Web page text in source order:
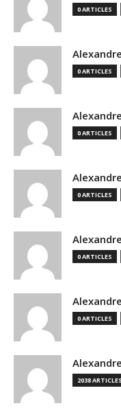
0 ARTICLES
0 ARTICLES
0 ARTICLES
0 ARTICLES
0 ARTICLES
0 ARTICLES
2038 ARTICLES